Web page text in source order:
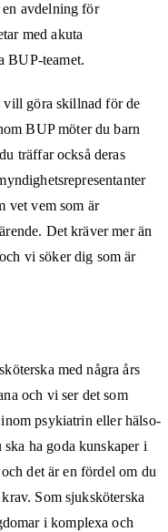
en avdelning för
med akuta
BUP-teamet.
vill göra skillnad för de
BUP möter du barn
träffar också deras
vet vem som är
Det kräver mer än
vi söker dig som är
med några års
och vi ser det som
psykiatrin eller hälso-
ha goda kunskaper i
det är en fördel om du
Som sjuksköterska
i komplexa och